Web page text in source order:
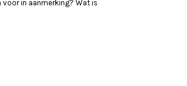
in aanmerking? Wat is